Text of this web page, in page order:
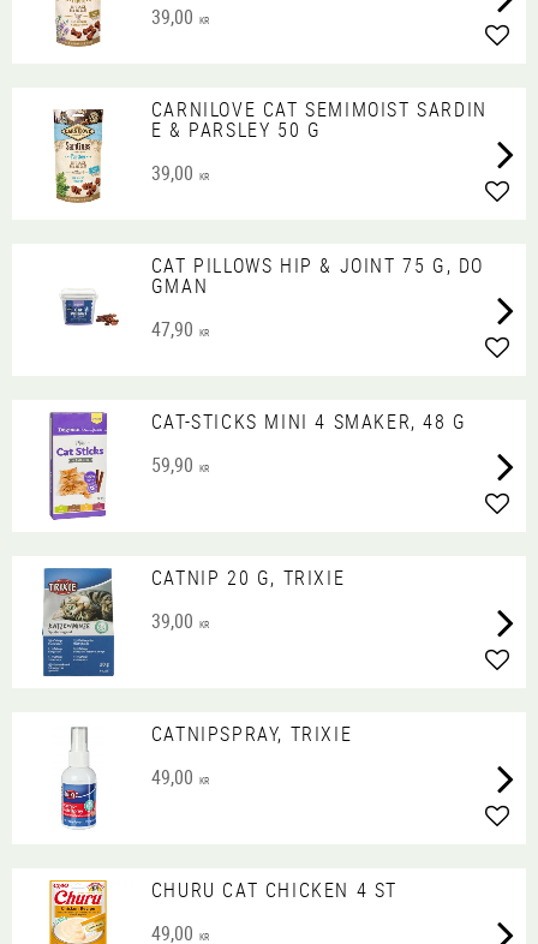
39,00 KR
CARNILOVE CAT SEMIMOIST SARDIN
E & PARSLEY 50 G
39,00 KR
CAT PILLOWS HIP & JOINT 75 G, DO
GMAN
47,90 KR
CAT-STICKS MINI 4 SMAKER, 48 G
59,90 KR
CATNIP 20 G, TRIXIE
39,00 KR
CATNIPSPRAY, TRIXIE
49,00 KR
CHURU CAT CHICKEN 4 ST
49,00 KR